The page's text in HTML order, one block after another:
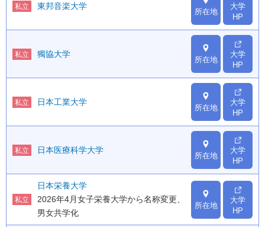
私立 東邦音楽大学
所在地
大学
HP
私立 獨協大学
所在地
大学
HP
私立 日本工業大学
所在地
大学
HP
私立 日本医療科学大学
所在地
大学
HP
私立
日本栄養大学
2026年4月女子栄養大学から名称変更、
男女共学化
所在地
大学
HP